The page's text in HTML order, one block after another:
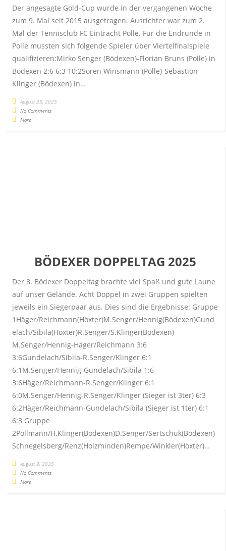
Der angesagte Gold-Cup wurde in der vergangenen Woche
zum 9. Mal seit 2015 ausgetragen. Ausrichter war zum 2.
Mal der Tennisclub FC Eintracht Polle. Für die Endrunde in
Polle mussten sich folgende Spieler über Viertelfinalspiele
qualifizieren:Mirko Senger (Bödexen)-Florian Bruns (Polle) in
Bödexen 2:6 6:3 10:2Sören Winsmann (Polle)-Sebastion
Klinger (Bödexen) in…
August 25, 2025
No Comments
More
BÖDEXER DOPPELTAG 2025
Der 8. Bödexer Doppeltag brachte viel Spaß und gute Laune
auf unser Gelände. Acht Doppel in zwei Gruppen spielten
jeweils ein Siegerpaar aus. Dies sind die Ergebnisse: Gruppe
1Häger/Reichmann(Höxter)M.Senger/Hennig(Bödexen)Gund
elach/Sibila(Höxter)R.Senger/S.Klinger(Bödexen)
M.Senger/Hennig-Häger/Reichmann 3:6
3:6Gundelach/Sibila-R.Senger/Klinger 6:1
6:1M.Senger/Hennig-Gundelach/Sibila 1:6
3:6Häger/Reichmann-R.Senger/Klinger 6:1
6:0M.Senger/Hennig-R.Senger/Klinger (Sieger ist 3ter) 6:3
6:2Häger/Reichmann-Gundelach/Sibila (Sieger ist 1ter) 6:1
6:3 Gruppe
2Pollmann/H.Klinger(Bödexen)D.Senger/Sertschuk(Bödexen)
Schnegelsberg/Renz(Holzminden)Rempe/Winkler(Höxter)…
August 9, 2025
No Comments
More